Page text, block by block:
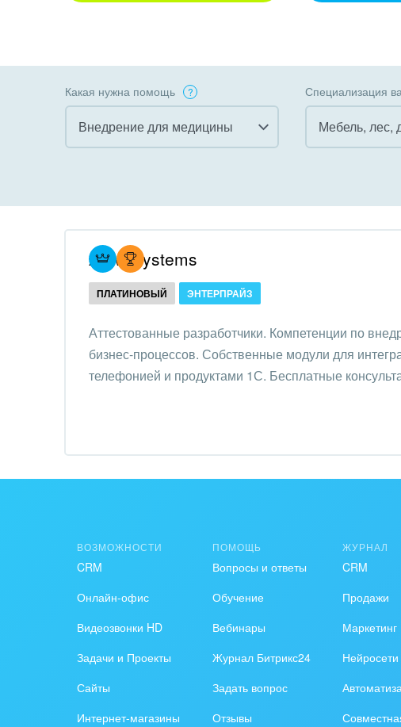
Какая нужна помощь
Внедрение для медицины
Внедрение КЭДО
Интеграция с 1С
Организация задач и
Внедрение Бизнес-
процессов
внедрения
Внедрение для
продаж
Специализация
организации,
СМИ,
справочники
Страхование
Atevi Systems
ПЛАТИНОВЫЙ ЭНТЕРПРАЙЗ
Аттестованные разработчики. Компетенции по
бизнес-процессов. Собственные модули для
телефонией и продуктами 1С. Бесплатные
ВОЗМОЖНОСТИ
CRM
Онлайн-офис
Видеозвонки HD
Задачи и Проекты
Сайты
Интернет-магазины
ПОМОЩЬ
Вопросы и ответы
Обучение
Вебинары
Журнал Битрикс24
Задать вопрос
Отзывы
ЖУРНАЛ
CRM
Продажи
Маркетинг
Нейросети